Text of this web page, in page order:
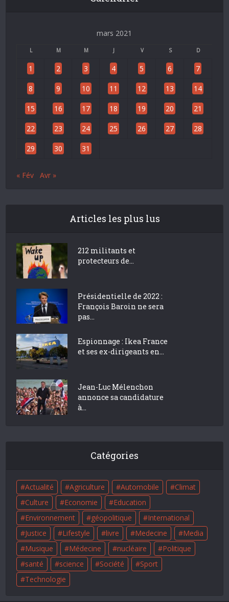
mars 2021
L M M J V S D
1 2 3 4 5 6 7
8 9 10 11 12 13 14
15 16 17 18 19 20 21
22 23 24 25 26 27 28
29 30 31
« Fév Avr »
Articles les plus lus
212 militants et
protecteurs de...
Présidentielle de 2022 :
François Baroin ne sera
pas...
Espionnage : Ikea France
et ses ex-dirigeants en...
Jean-Luc Mélenchon
annonce sa candidature
à...
Catégories
Actualité Agriculture Automobile
Climat
Culture
Economie
Education
Environnement
géopolitique
International
Justice
Lifestyle livre Medecine
Media
Musique
Médecine nucléaire
Politique
santé
science Société
Sport
Technologie